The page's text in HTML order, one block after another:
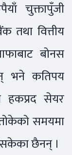
चुक्तापुँजी
तथा वित्तीय
बोनस
भने कतिपय
हकप्रद सेयर
समयमा
छैनन् ।